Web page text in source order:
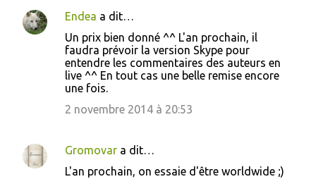
Endea a dit…
Un prix bien donné ^^ L'an prochain, il
faudra prévoir la version Skype pour
entendre les commentaires des auteurs en
live ^^ En tout cas une belle remise encore
une fois.
2 novembre 2014 à 20:53
Gromovar a dit…
L'an prochain, on essaie d'être worldwide ;)